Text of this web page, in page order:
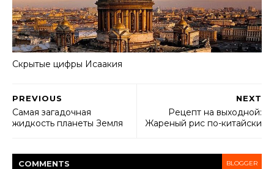
Скрытые цифры Исаакия
NEXT
Рецепт на выходной:
Жареный рис по-китайски
PREVIOUS
Самая загадочная
жидкость планеты Земля
COMMENTS BLOGGER